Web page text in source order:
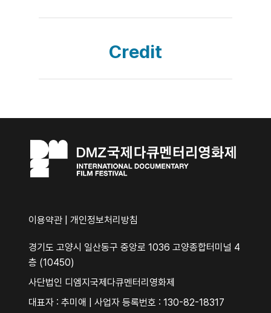
Credit
이용약관 개인정보처리방침
경기도 고양시 일산동구 중앙로 1036 고양종합터미널 4
층 (10450)
사단법인 디엠지국제다큐멘터리영화제
대표자 : 추미애 | 사업자 등록번호 : 130-82-18317